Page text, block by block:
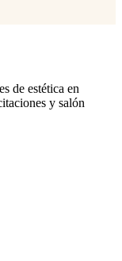
de estética en
y salón